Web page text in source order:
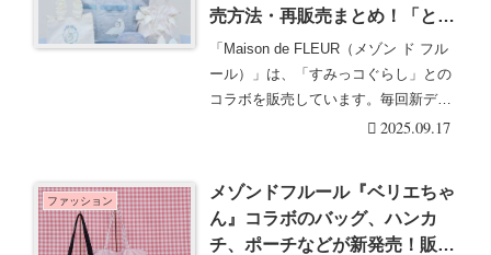
売方法・再販売まとめ！「とか
げ」と「とかげのおかあさん」
グッズなどが2025年10月4日よ
り新発売！
「Maison de FLEUR（メゾン ド フル
ール）」は、「すみっコぐらし」との
コラボを販売しています。毎回新デザ
2025.09.17
ファッション
メゾンドフルール『ベリエちゃ
ん』コラボのバッグ、ハンカ
チ、ポーチなどが新発売！販売